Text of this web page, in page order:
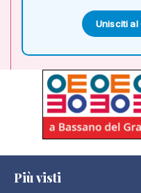
Unisciti al
Più visti